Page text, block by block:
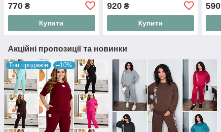
770 ₴
Купити
920₴
Купити
58-
590
Акційні пропозиції та новинки
Топ продажів –10%